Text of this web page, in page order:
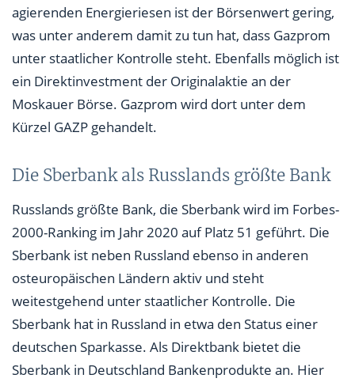
agierenden Energieriesen ist der Börsenwert gering,
was unter anderem damit zu tun hat, dass Gazprom
unter staatlicher Kontrolle steht. Ebenfalls möglich ist
ein Direktinvestment der Originalaktie an der
Moskauer Börse. Gazprom wird dort unter dem
Kürzel GAZP gehandelt.
Die Sberbank als Russlands größte Bank
Russlands größte Bank, die Sberbank wird im Forbes-
2000-Ranking im Jahr 2020 auf Platz 51 geführt. Die
Sberbank ist neben Russland ebenso in anderen
osteuropäischen Ländern aktiv und steht
weitestgehend unter staatlicher Kontrolle. Die
Sberbank hat in Russland in etwa den Status einer
deutschen Sparkasse. Als Direktbank bietet die
Sberbank in Deutschland Bankenprodukte an. Hier